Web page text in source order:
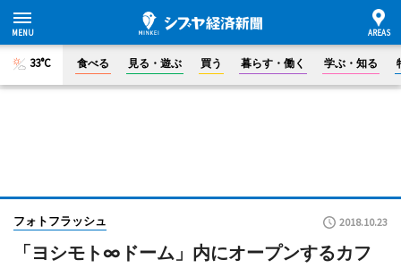
33°C 食べる 見る・遊ぶ 買う 暮らす・働く 学ぶ・知る
フォトフラッシュ 2018.10.23
「ヨシモト∞ドーム」内にオープンするカフ